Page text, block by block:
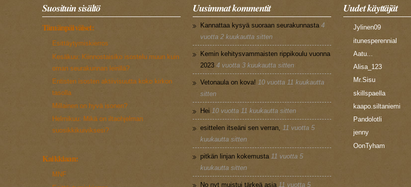
Suosituin sisältö
Tämänpäiväiset:
Esittäytymiskierros
Kesäkuu: Kiinnostaisiko isostelu muun kuin
oman seurakunnan leirillä?
Entisten isosten aktiivisuutta koko kirkon
tasolla
Millainen on hyvä isonen?
Helmikuu: Mikä on iltaohjelman
suosikkikuiviksesi?
Kaikkiaan:
MNF
Uusimmat kommentit
Kannattaa kysyä suoraan seurakunnasta 4
vuotta 2 kuukautta sitten
Kemin kehitysvammaisten rippikoulu vuonna
2023 4 vuotta 3 kuukautta sitten
Vetonaula on kova! 10 vuotta 11 kuukautta
sitten
Hei 10 vuotta 11 kuukautta sitten
esittelen itseäni sen verran,
11 vuotta 5
kuukautta sitten
pitkän linjan kokemusta 11 vuotta 5
kuukautta sitten
No nyt muistui tärkeä asia 11 vuotta 5
Uudet käyttäjät
Jylinen09
itunesperennial
Aatu...
Alisa_123
Mr.Sisu
skillspaella
kaapo.siltaniemi
Pandolotli
jenny
OonTyham